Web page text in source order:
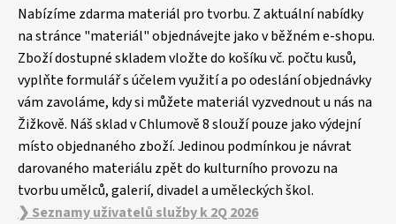
Nabízíme zdarma materiál pro tvorbu. Z aktuální nabídky
na stránce "materiál" objednávejte jako v běžném e-shopu.
Zboží dostupné skladem vložte do košíku vč. počtu kusů,
vyplňte formulář s účelem využití a po odeslání objednávky
vám zavoláme, kdy si můžete materiál vyzvednout u nás na
Žižkově. Náš sklad v Chlumově 8 slouží pouze jako výdejní
místo objednaného zboží. Jedinou podmínkou je návrat
darovaného materiálu zpět do kulturního provozu na
tvorbu umělců, galerií, divadel a uměleckých škol.
❯ Seznamy uživatelů služby k 2Q 2026